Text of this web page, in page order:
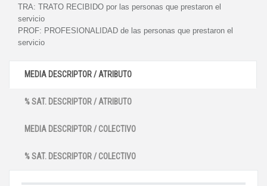
TRA: TRATO RECIBIDO por las personas que prestaron el
servicio
PROF: PROFESIONALIDAD de las personas que prestaron el
servicio
MEDIA DESCRIPTOR / ATRIBUTO
% SAT. DESCRIPTOR / ATRIBUTO
MEDIA DESCRIPTOR / COLECTIVO
% SAT. DESCRIPTOR / COLECTIVO